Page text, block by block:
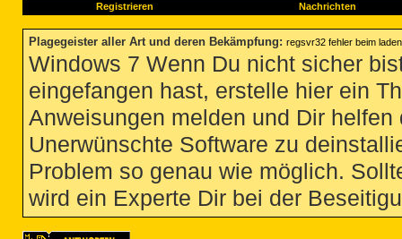
Registrieren Nachrichten
Plagegeister aller Art und deren Bekämpfung: regsvr32 fehler beim
Windows 7 Wenn Du nicht sicher
eingefangen hast, erstelle hier ein
Anweisungen melden und Dir
Unerwünschte Software zu
Problem so genau wie möglich.
wird ein Experte Dir bei der